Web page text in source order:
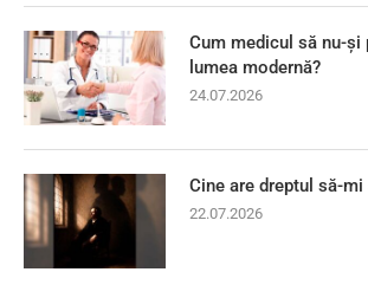
Cum medicul să nu-
lumea modernă?
24.07.2026
Cine are dreptul să-
22.07.2026